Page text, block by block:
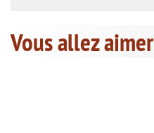
Vous allez aimer